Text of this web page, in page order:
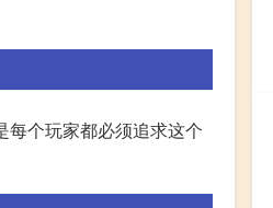
每个玩家都必须追求这个